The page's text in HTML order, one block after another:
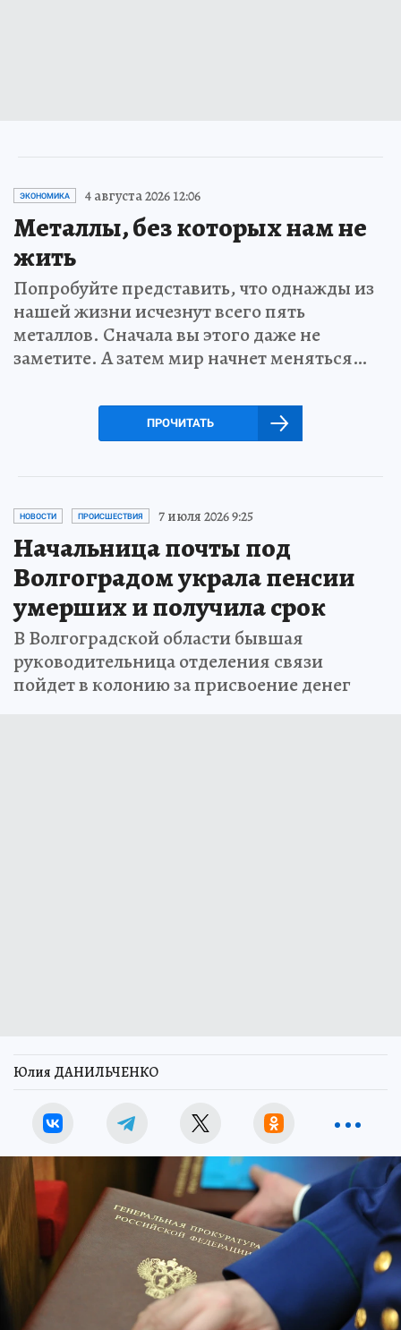
ЭКОНОМИКА 4 августа 2026 12:06
Металлы, без которых нам не
жить
Попробуйте представить, что однажды из
нашей жизни исчезнут всего пять
металлов. Сначала вы этого даже не
заметите. А затем мир начнет меняться…
ПРОЧИТАТЬ
НОВОСТИ ПРОИСШЕСТВИЯ 7 июля 2026 9:25
Начальница почты под
Волгоградом украла пенсии
умерших и получила срок
В Волгоградской области бывшая
руководительница отделения связи
пойдет в колонию за присвоение денег
Юлия ДАНИЛЬЧЕНКО